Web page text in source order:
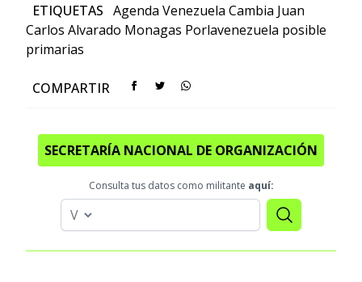
ETIQUETAS Agenda Venezuela Cambia Juan
Carlos Alvarado Monagas Porlavenezuela posible
primarias
COMPARTIR
SECRETARÍA NACIONAL DE ORGANIZACIÓN
Consulta tus datos como militante aquí: